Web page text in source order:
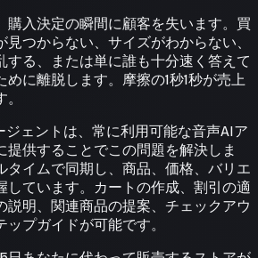
購入決定の瞬間に顧客を失います。買
つからない、サイズがわからない、
する、または単に誰も十分速く答えて
めに離脱します。摩擦の1秒1秒が売上
ェントは、常に利用可能な音声AIア
提供することでこの問題を解決しま
タイムで同期し、商品、価格、バリエ
しています。カートの作成、割引の適
説明、関連商品の提案、チェックアウ
ップガイドが可能です。